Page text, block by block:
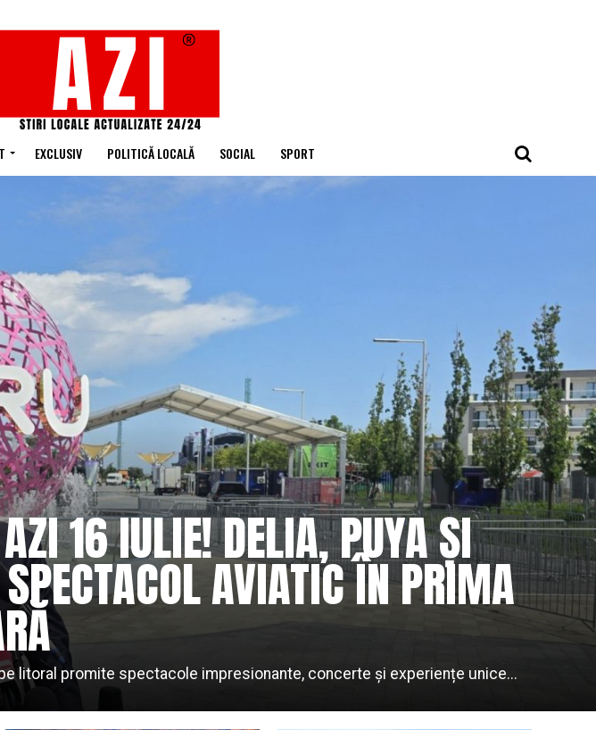
EXCLUSIV POLITICĂ LOCALĂ SOCIAL SPORT
16 IULIE! DELIA, PUYA ȘI
AVIATIC ÎN PRIMA
litoral promite spectacole impresionante, concerte și experiențe unice...